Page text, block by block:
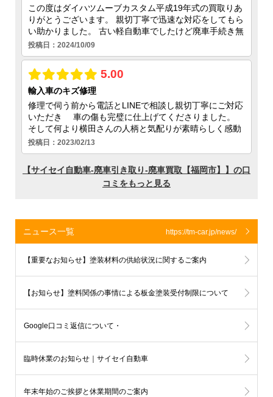
ニュース一覧 https://tm-car.jp/news/
【重要なお知らせ】塗装材料の供給状況に関するご案内
【お知らせ】塗料関係の事情による板金塗装受付制限について
Google口コミ返信について・
板金塗装受付状況のお知らせ
臨時休業のお知らせ｜サイセイ自動車
年末年始のご挨拶と休業期間のご案内